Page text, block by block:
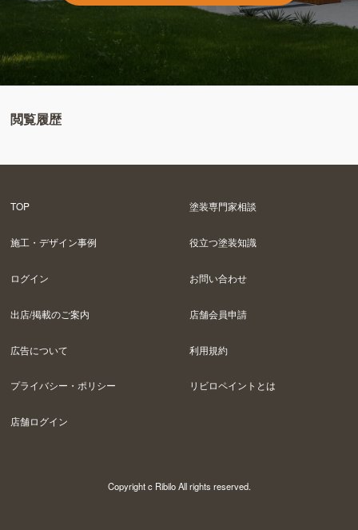
閲覧履歴
TOP 塗装専門家相談
施工・デザイン事例 役立つ塗装知識
ログイン お問い合わせ
出店/掲載のご案内 店舗会員申請
広告について 利用規約
プライバシー・ポリシー リビロペイントとは
店舗ログイン
Copyright c Ribilo All rights reserved.